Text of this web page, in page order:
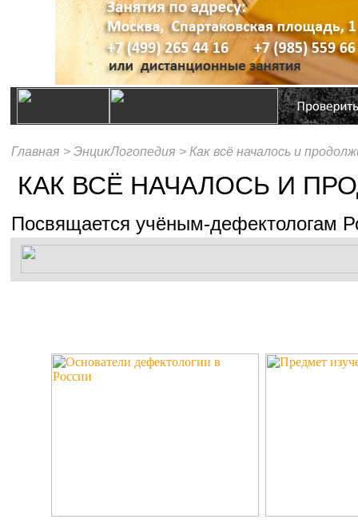
Главная > ЭнцикЛогопедия > Как всё началось и
КАК ВСЁ НАЧАЛОСЬ И
Посвящается учёным-дефектологам